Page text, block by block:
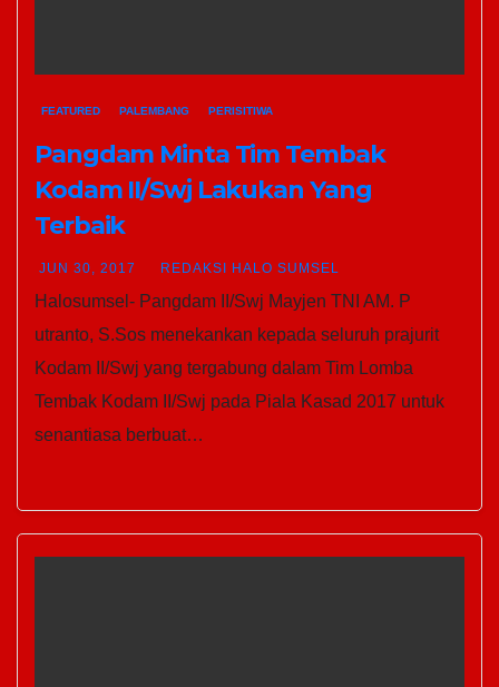
FEATURED PALEMBANG PERISITIWA
Pangdam Minta Tim Tembak
Kodam II/Swj Lakukan Yang
Terbaik
JUN 30, 2017 REDAKSI HALO SUMSEL
Halosumsel- Pangdam II/Swj Mayjen TNI AM. P
utranto, S.Sos menekankan kepada seluruh prajurit
Kodam II/Swj yang tergabung dalam Tim Lomba
Tembak Kodam II/Swj pada Piala Kasad 2017 untuk
senantiasa berbuat…